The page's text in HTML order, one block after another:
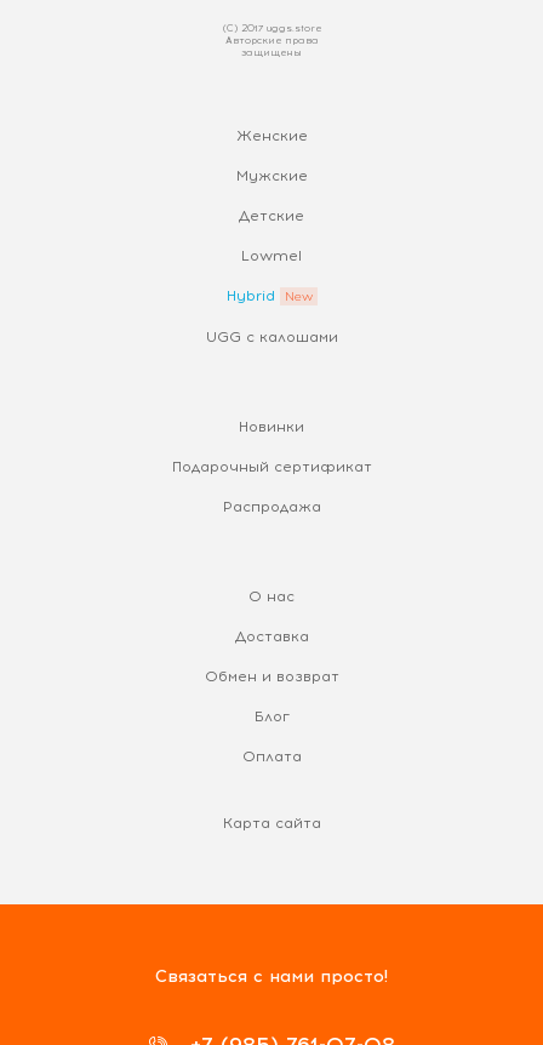
(С) 2017 uggs.store
Авторские права
защищены
Женские
Мужские
Детские
Lowmel
Hybrid
UGG с калошами
Новинки
Подарочный сертификат
Распродажа
О нас
Доставка
Обмен и возврат
Блог
Оплата
Карта сайта
Связаться с нами просто!